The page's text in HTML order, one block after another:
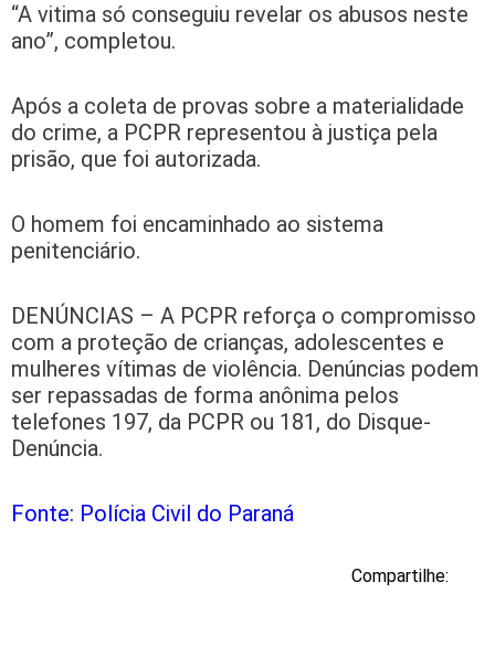
“A vitima só conseguiu revelar os abusos neste
ano”, completou.
Após a coleta de provas sobre a materialidade
do crime, a PCPR representou à justiça pela
prisão, que foi autorizada.
O homem foi encaminhado ao sistema
penitenciário.
DENÚNCIAS – A PCPR reforça o compromisso
com a proteção de crianças, adolescentes e
mulheres vítimas de violência. Denúncias podem
ser repassadas de forma anônima pelos
telefones 197, da PCPR ou 181, do Disque-
Denúncia.
Fonte: Polícia Civil do Paraná
Compartilhe: